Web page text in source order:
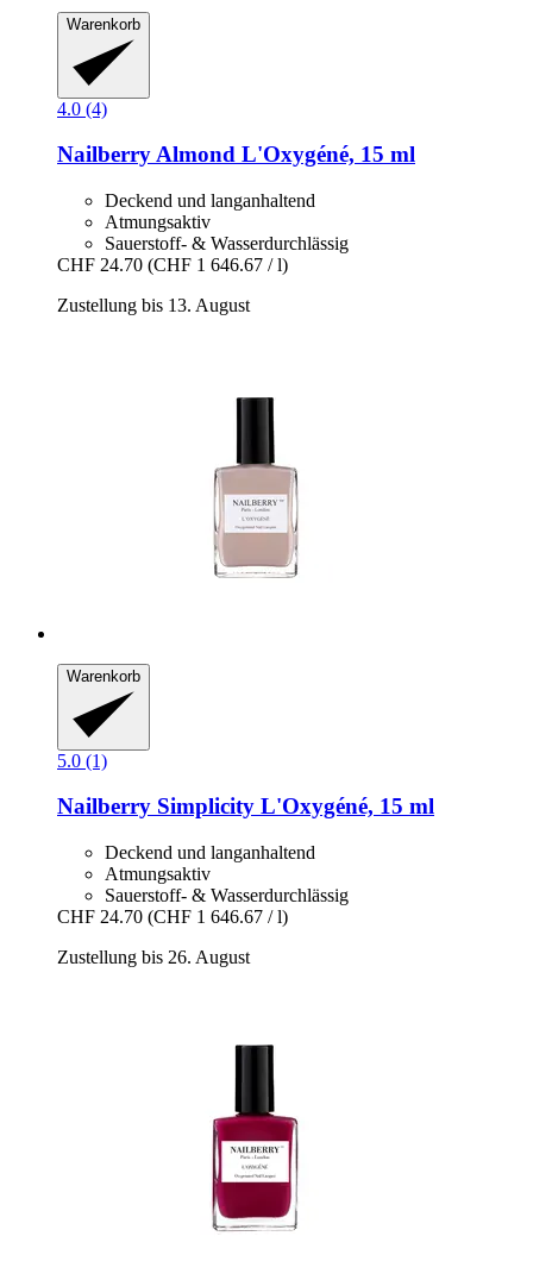
Warenkorb
4.0 (4)
NailberryAlmond L'Oxygéné, 15 ml
Deckend und langanhaltend
Atmungsaktiv
Sauerstoff- & Wasserdurchlässig
CHF 24.70 (CHF 1 646.67 / l)
Zustellung bis 13. August
Warenkorb
5.0 (1)
Nailberry Simplicity L'Oxygéné, 15 ml
Deckend und langanhaltend
Atmungsaktiv
Sauerstoff- & Wasserdurchlässig
CHF 24.70 (CHF 1 646.67 / l)
Zustellung bis 26. August